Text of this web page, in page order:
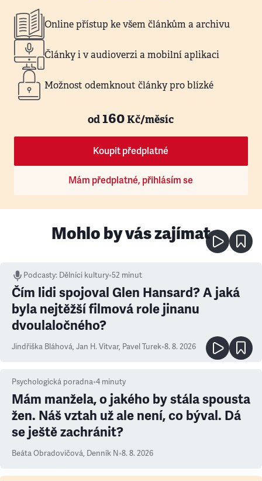
Online přístup ke všem článkům a archivu
Články i v audioverzi a mobilní aplikaci
Možnost odemknout články pro blízké
od160Kč/měsíc
Koupit předplatné
Mám předplatné, přihlásím se
Mohlo by vás zajímat
Podcasty: Dělníci kultury•52 minut
Čím lidi spojoval Glen Hansard? A jaká
byla nejtěžší filmová role jinanu
dvoulaločného?
Jindřiška Bláhová, Jan H. Vitvar, Pavel Turek•8. 8. 2026
Psychologická poradna•4 minuty
Mám manžela, o jakého by stála spousta
žen. Náš vztah už ale není, co býval. Dá
se ještě zachránit?
Beáta Obradovičová, Denník N•8. 8. 2026